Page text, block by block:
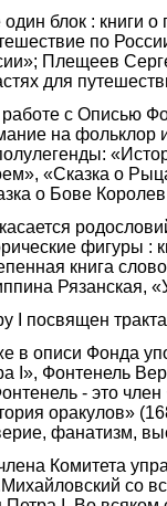
блок : книги
по
Плещеев
для
с Описью
на фольклор
«Сказка о
о Бове
фигуры :
книга
Рязанская,
I посвящен
в описи Фонда
I», Фонтенель
- это
оракулов»
фанатизм,
Комитета
со